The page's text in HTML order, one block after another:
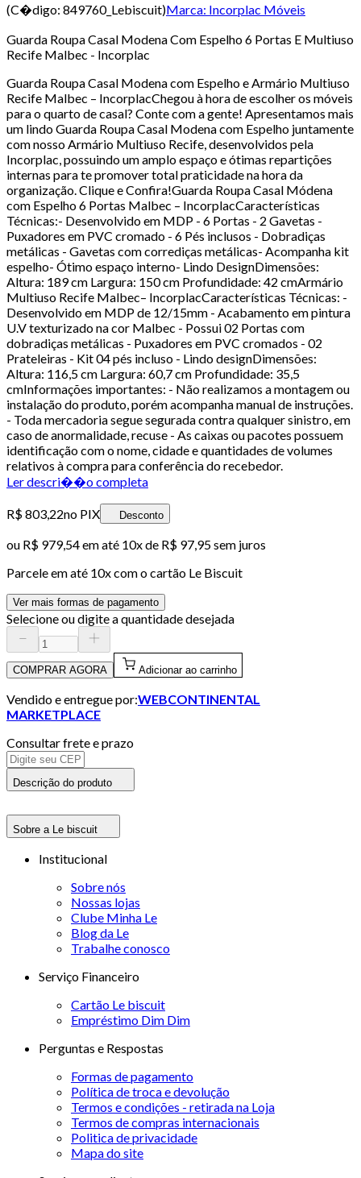
(C�digo: 849760_Lebiscuit)Marca: Incorplac Móveis
Guarda Roupa Casal Modena Com Espelho 6 Portas E Multiuso
Recife Malbec - Incorplac
Guarda Roupa Casal Modena com Espelho e Armário Multiuso
Recife Malbec – IncorplacChegou à hora de escolher os móveis
para o quarto de casal? Conte com a gente! Apresentamos mais
um lindo Guarda Roupa Casal Modena com Espelho juntamente
com nosso Armário Multiuso Recife, desenvolvidos pela
Incorplac, possuindo um amplo espaço e ótimas repartições
internas para te promover total praticidade na hora da
organização. Clique e Confira!Guarda Roupa Casal Módena
com Espelho 6 Portas Malbec – IncorplacCaracterísticas
Técnicas:- Desenvolvido em MDP - 6 Portas - 2 Gavetas -
Puxadores em PVC cromado - 6 Pés inclusos - Dobradiças
metálicas - Gavetas com corrediças metálicas- Acompanha kit
espelho- Ótimo espaço interno- Lindo DesignDimensões:
Altura: 189 cm Largura: 150 cm Profundidade: 42 cmArmário
Multiuso Recife Malbec– IncorplacCaracterísticas Técnicas: -
Desenvolvido em MDP de 12/15mm - Acabamento em pintura
U.V texturizado na cor Malbec - Possui 02 Portas com
dobradiças metálicas - Puxadores em PVC cromados - 02
Prateleiras - Kit 04 pés incluso - Lindo designDimensões:
Altura: 116,5 cm Largura: 60,7 cm Profundidade: 35,5
cmInformações importantes: - Não realizamos a montagem ou
instalação do produto, porém acompanha manual de instruções.
- Toda mercadoria segue segurada contra qualquer sinistro, em
caso de anormalidade, recuse - As caixas ou pacotes possuem
identificação com o nome, cidade e quantidades de volumes
relativos à compra para conferência do recebedor.
Ler descri��o completa
R$ 803,22no PIX Desconto
ou R$ 979,54em até 10x de R$ 97,95 sem juros
Parcele em até 10x com o cartão Le Biscuit
Ver mais formas de pagamento
Selecione ou digite a quantidade desejada
COMPRAR AGORA Adicionar ao carrinho
Vendido e entregue por:WEBCONTINENTAL
MARKETPLACE
Consultar frete e prazo
Descrição do produto
Sobre a Le biscuit
Institucional
Sobre nós
Nossas lojas
Clube Minha Le
Blog da Le
Trabalhe conosco
Serviço Financeiro
Cartão Le biscuit
Empréstimo Dim Dim
Perguntas e Respostas
Formas de pagamento
Política de troca e devolução
Termos e condições - retirada na Loja
Termos de compras internacionais
Politica de privacidade
Mapa do site